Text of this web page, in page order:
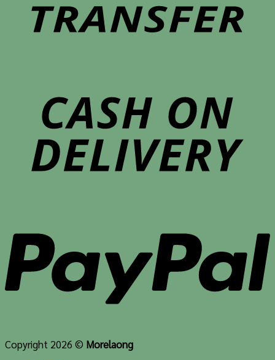
Copyright 2026 © Morelaong